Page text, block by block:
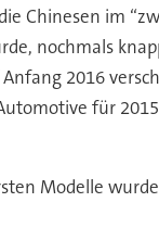
Chinesen im
nochmals
2016
für
Modelle